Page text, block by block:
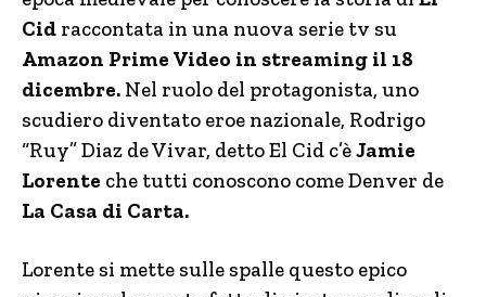
Cid raccontata in una nuova serie tv su
Amazon Prime Video in streaming il 18
dicembre. Nel ruolo del protagonista, uno
scudiero diventato eroe nazionale, Rodrigo
“Ruy” Diaz de Vivar, detto El Cid c’èJamie
Lorente che tutti conoscono come Denver de
La Casa di Carta.
Lorente si mette sulle spalle questo epico